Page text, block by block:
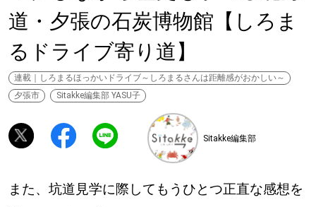
出かける
暮らす
みがく
育む
道・夕張の石炭博物館【しろま
るドライブ寄り道】
連載｜しろまるほっかいドライブ～しろまるさんは距離感がおかしい～
夕張市
Sitakke編集部 YASU子
Sitakke編集部
また、坑道見学に際してもうひとつ正直な感想を